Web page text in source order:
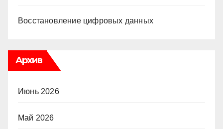
Восстановление цифровых данных
Архив
Июнь 2026
Май 2026